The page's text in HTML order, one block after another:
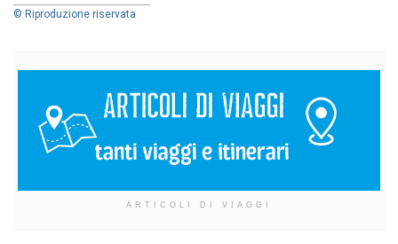
© Riproduzione riservata
ARTICOLI DI VIAGGI